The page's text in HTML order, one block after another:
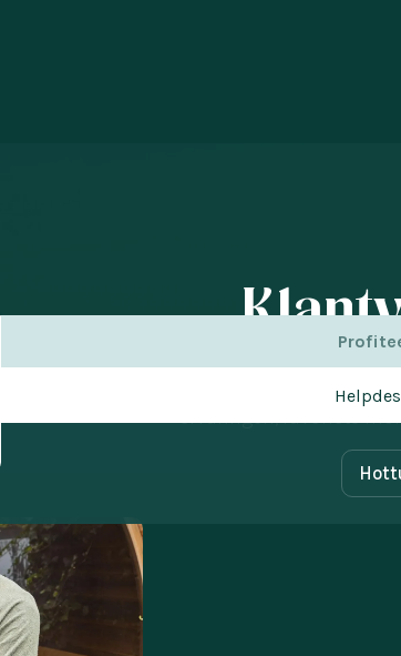
Regelmatig spreken we onze klanten
ervaringen, favoriete